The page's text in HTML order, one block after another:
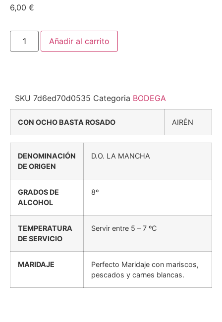
6,00 €
Añadir al carrito
SKU 7d6ed70d0535 Categoria BODEGA
CON OCHO BASTA ROSADO AIRÉN
DENOMINACIÓN
DE ORIGEN
D.O. LA MANCHA
GRADOS DE
ALCOHOL
8º
TEMPERATURA
DE SERVICIO
Servir entre 5 – 7 ºC
MARIDAJE
Perfecto Maridaje con mariscos,
pescados y carnes blancas.